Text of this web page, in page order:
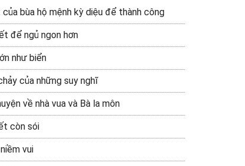
của bùa hộ mệnh kỳ diệu để thành công
để ngủ ngon hơn
như biển
của những suy nghĩ
về nhà vua và Bà la môn
còn sói
vui